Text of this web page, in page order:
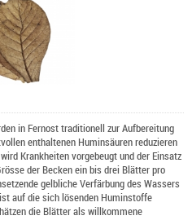
in Fernost traditionell zur Aufbereitung
enthaltenen Huminsäuren reduzieren
Krankheiten vorgebeugt und der Einsatz
der Becken ein bis drei Blätter pro
gelbliche Verfärbung des Wassers
auf die sich lösenden Huminstoffe
die Blätter als willkommene